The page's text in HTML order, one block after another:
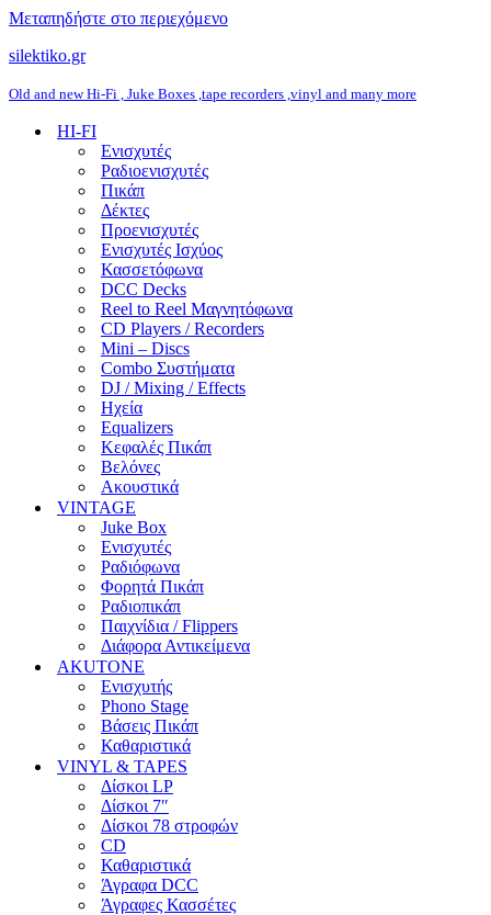
Μεταπηδήστε στο περιεχόμενο
silektiko.gr
Old and new Hi-Fi , Juke Boxes ,tape recorders ,vinyl and many more
HI-FI
Ενισχυτές
Ραδιοενισχυτές
Πικάπ
Δέκτες
Προενισχυτές
Ενισχυτές Ισχύος
Κασσετόφωνα
DCC Decks
Reel to Reel Μαγνητόφωνα
CD Players / Recorders
Mini – Discs
Combo Συστήματα
DJ / Mixing / Effects
Ηχεία
Equalizers
Κεφαλές Πικάπ
Βελόνες
Ακουστικά
VINTAGE
Juke Box
Ενισχυτές
Ραδιόφωνα
Φορητά Πικάπ
Ραδιοπικάπ
Παιχνίδια / Flippers
Διάφορα Αντικείμενα
AKUTONE
Ενισχυτής
Phono Stage
Βάσεις Πικάπ
Καθαριστικά
VINYL & TAPES
Δίσκοι LP
Δίσκοι 7″
Δίσκοι 78 στροφών
CD
Καθαριστικά
Άγραφα DCC
Άγραφες Κασσέτες